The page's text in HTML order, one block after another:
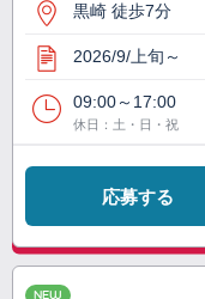
黒崎 徒歩7分
2026/9/上旬～
09:00～17:00
休日：土・日・祝
応募する
NEW